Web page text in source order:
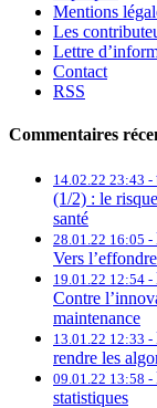
Mentions
Les
Lettre
Contact
RSS
Commentaires
14.02.22 23:43 -
(1/2) : le
santé
28.01.22 16:05 -
Vers
19.01.22 12:54 -
Contre
maintenance
13.01.22 12:33 -
rendre les
09.01.22 13:58 -
statistiques